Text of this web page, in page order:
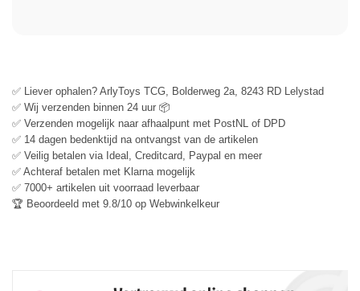
✅ Liever ophalen? ArlyToys TCG, Bolderweg 2a, 8243 RD Lelystad
✅ Wij verzenden binnen 24 uur 📦
✅ Verzenden mogelijk naar afhaalpunt met PostNL of DPD
✅ 14 dagen bedenktijd na ontvangst van de artikelen
✅ Veilig betalen via Ideal, Creditcard, Paypal en meer
✅ Achteraf betalen met Klarna mogelijk
✅ 7000+ artikelen uit voorraad leverbaar
🏆 Beoordeeld met 9.8/10 op Webwinkelkeur